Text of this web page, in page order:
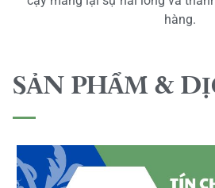
hàng.
SẢN PHẨM &